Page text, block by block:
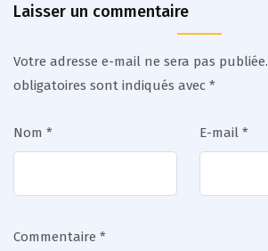
Laisser un commentaire
Votre adresse e-mail ne sera pas publiée.
obligatoires sont indiqués avec *
Nom * E-mail *
Commentaire *